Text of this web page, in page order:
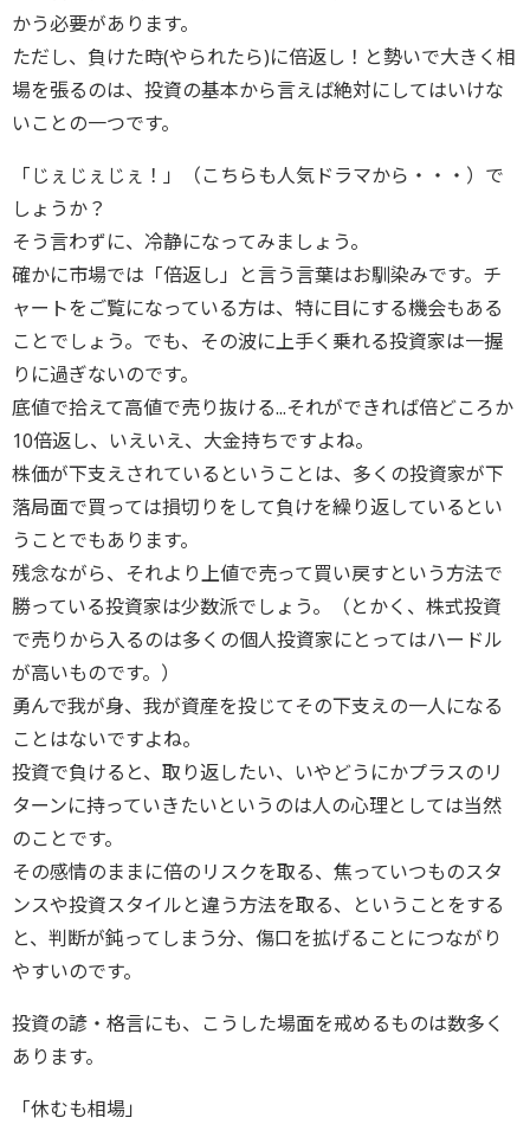
かう必要があります。
ただし、負けた時(やられたら)に倍返し！と勢いで大きく相
場を張るのは、投資の基本から言えば絶対にしてはいけな
いことの一つです。
「じぇじぇじぇ！」（こちらも人気ドラマから・・・）で
しょうか？
そう言わずに、冷静になってみましょう。
確かに市場では「倍返し」と言う言葉はお馴染みです。チ
ャートをご覧になっている方は、特に目にする機会もある
ことでしょう。でも、その波に上手く乗れる投資家は一握
りに過ぎないのです。
底値で拾えて高値で売り抜ける...それができれば倍どころか
10倍返し、いえいえ、大金持ちですよね。
株価が下支えされているということは、多くの投資家が下
落局面で買っては損切りをして負けを繰り返しているとい
うことでもあります。
残念ながら、それより上値で売って買い戻すという方法で
勝っている投資家は少数派でしょう。（とかく、株式投資
で売りから入るのは多くの個人投資家にとってはハードル
が高いものです。）
勇んで我が身、我が資産を投じてその下支えの一人になる
ことはないですよね。
投資で負けると、取り返したい、いやどうにかプラスのリ
ターンに持っていきたいというのは人の心理としては当然
のことです。
その感情のままに倍のリスクを取る、焦っていつものスタ
ンスや投資スタイルと違う方法を取る、ということをする
と、判断が鈍ってしまう分、傷口を拡げることにつながり
やすいのです。
投資の諺・格言にも、こうした場面を戒めるものは数多く
あります。
「休むも相場」